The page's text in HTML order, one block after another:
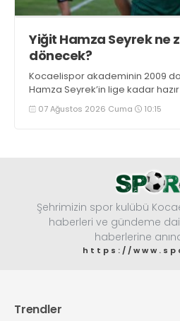
Yiğit Hamza Seyrek ne
dönecek?
Kocaelispor akademinin 2009
Hamza Seyrek’in lige kadar
07 Ağustos 2026 Cuma 10:15
Şehrimizin spor kulübü
haberleri ve gündeme
haberlerine
https://
Trendler